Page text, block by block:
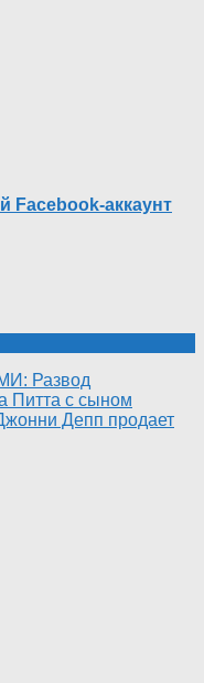
Facebook-аккаунт
Развод
Питта с сыном
Депп продает